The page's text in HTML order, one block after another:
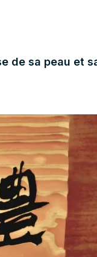
de sa peau et